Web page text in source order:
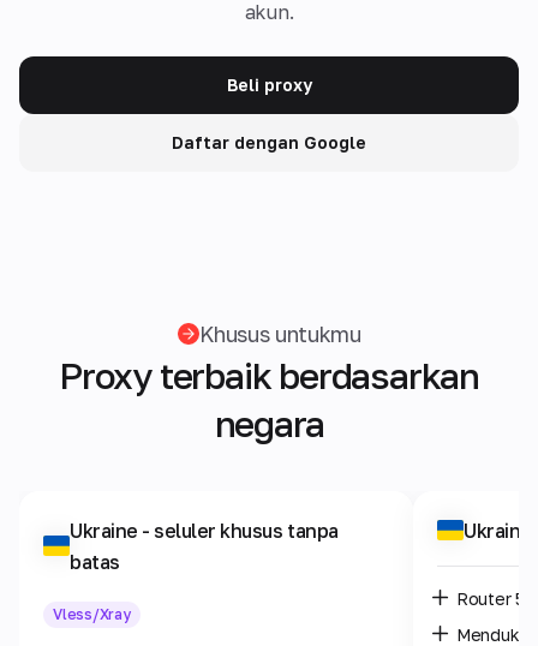
akun.
Beli proxy
Daftar dengan Google
Khusus untukmu
Proxy terbaik berdasarkan
negara
Ukraine - seluler khusus tanpa
batas
Vless/Xray
Ukraine
Router